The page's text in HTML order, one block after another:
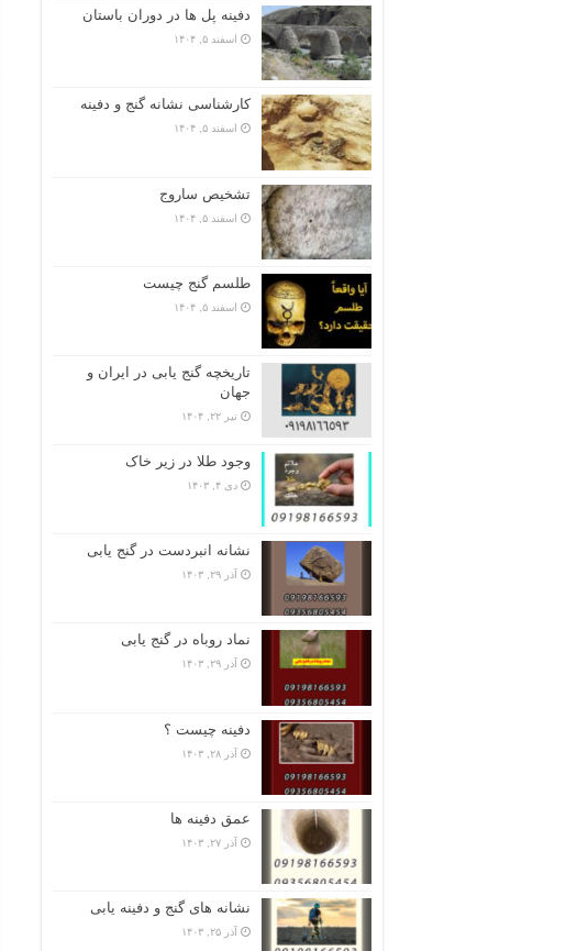
دفینه پل ها در دوران باستان
اسفند ۵, ۱۴۰۴
کارشناسی نشانه گنج و دفینه
اسفند ۵, ۱۴۰۴
تشخیص ساروج
اسفند ۵, ۱۴۰۴
طلسم گنج چیست
اسفند ۵, ۱۴۰۴
تاریخچه گنج‌ یابی در ایران و
جهان
تیر ۲۲, ۱۴۰۴
وجود طلا در زیر خاک
دی ۴, ۱۴۰۳
نشانه انبردست در گنج یابی
آذر ۲۹, ۱۴۰۳
نماد روباه در گنج یابی
آذر ۲۹, ۱۴۰۳
دفینه چیست ؟
آذر ۲۸, ۱۴۰۳
عمق دفینه ها
آذر ۲۷, ۱۴۰۳
نشانه های گنج و دفینه یابی
آذر ۲۵, ۱۴۰۳